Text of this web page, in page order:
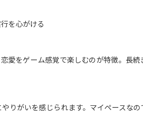
を心がける
愛をゲーム感覚で楽しむのが特徴。長
りがいを感じられます。マイペースな